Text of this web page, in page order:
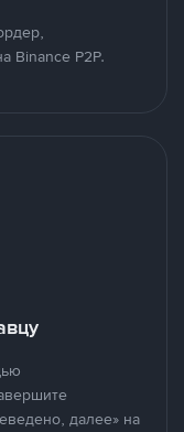
Binance P2P.
далее» на